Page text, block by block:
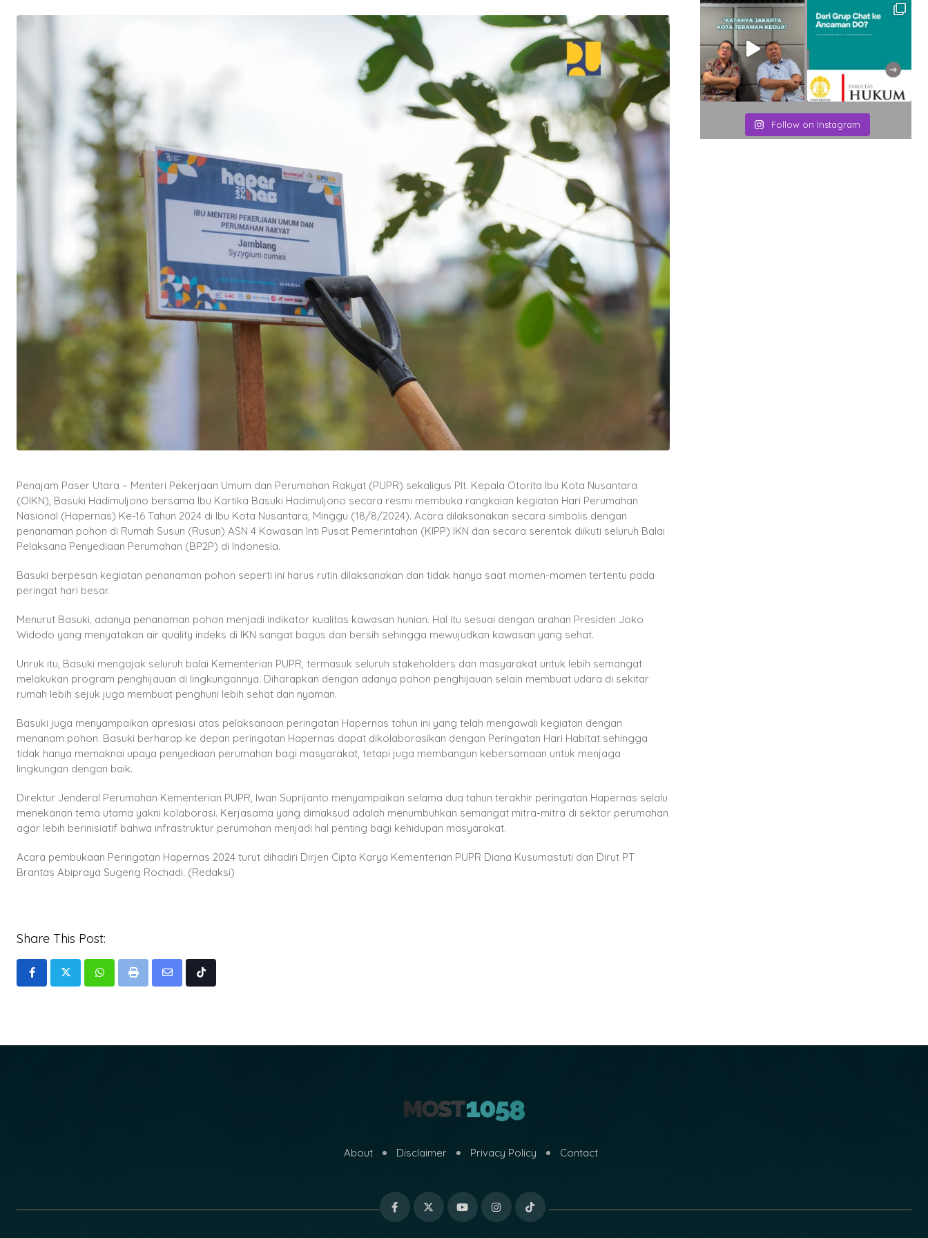
Penajam Paser Utara – Menteri Pekerjaan Umum dan Perumahan Rakyat (PUPR) sekaligus Plt. Kepala Otorita Ibu Kota Nusantara
(OIKN), Basuki Hadimuljono bersama Ibu Kartika Basuki Hadimuljono secara resmi membuka rangkaian kegiatan Hari Perumahan
Nasional (Hapernas) Ke-16 Tahun 2024 di Ibu Kota Nusantara, Minggu (18/8/2024). Acara dilaksanakan secara simbolis dengan
penanaman pohon di Rumah Susun (Rusun) ASN 4 Kawasan Inti Pusat Pemerintahan (KIPP) IKN dan secara serentak diikuti seluruh Balai
Pelaksana Penyediaan Perumahan (BP2P) di Indonesia.
Basuki berpesan kegiatan penanaman pohon seperti ini harus rutin dilaksanakan dan tidak hanya saat momen-momen tertentu pada
peringat hari besar.
Menurut Basuki, adanya penanaman pohon menjadi indikator kualitas kawasan hunian. Hal itu sesuai dengan arahan Presiden Joko
Widodo yang menyatakan air quality indeks di IKN sangat bagus dan bersih sehingga mewujudkan kawasan yang sehat.
Unruk itu, Basuki mengajak seluruh balai Kementerian PUPR, termasuk seluruh stakeholders dan masyarakat untuk lebih semangat
melakukan program penghijauan di lingkungannya. Diharapkan dengan adanya pohon penghijauan selain membuat udara di sekitar
rumah lebih sejuk juga membuat penghuni lebih sehat dan nyaman.
Basuki juga menyampaikan apresiasi atas pelaksanaan peringatan Hapernas tahun ini yang telah mengawali kegiatan dengan
menanam pohon. Basuki berharap ke depan peringatan Hapernas dapat dikolaborasikan dengan Peringatan Hari Habitat sehingga
tidak hanya memaknai upaya penyediaan perumahan bagi masyarakat, tetapi juga membangun kebersamaan untuk menjaga
lingkungan dengan baik.
Direktur Jenderal Perumahan Kementerian PUPR, Iwan Suprijanto menyampaikan selama dua tahun terakhir peringatan Hapernas selalu
menekanan tema utama yakni kolaborasi. Kerjasama yang dimaksud adalah menumbuhkan semangat mitra-mitra di sektor perumahan
agar lebih berinisiatif bahwa infrastruktur perumahan menjadi hal penting bagi kehidupan masyarakat.
Acara pembukaan Peringatan Hapernas 2024 turut dihadiri Dirjen Cipta Karya Kementerian PUPR Diana Kusumastuti dan Dirut PT
Brantas Abipraya Sugeng Rochadi. (Redaksi)
Share This Post:
WhatsappPrint
Share
Tiktok
Follow on Instagram
About Disclaimer Privacy Policy Contact